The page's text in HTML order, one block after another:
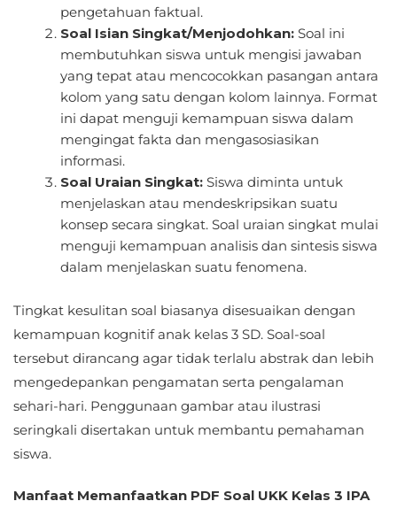
pengetahuan faktual.
Soal Isian Singkat/Menjodohkan: Soal ini
membutuhkan siswa untuk mengisi jawaban
yang tepat atau mencocokkan pasangan antara
kolom yang satu dengan kolom lainnya. Format
ini dapat menguji kemampuan siswa dalam
mengingat fakta dan mengasosiasikan
informasi.
Soal Uraian Singkat: Siswa diminta untuk
menjelaskan atau mendeskripsikan suatu
konsep secara singkat. Soal uraian singkat mulai
menguji kemampuan analisis dan sintesis siswa
dalam menjelaskan suatu fenomena.
Tingkat kesulitan soal biasanya disesuaikan dengan
kemampuan kognitif anak kelas 3 SD. Soal-soal
tersebut dirancang agar tidak terlalu abstrak dan lebih
mengedepankan pengamatan serta pengalaman
sehari-hari. Penggunaan gambar atau ilustrasi
seringkali disertakan untuk membantu pemahaman
siswa.
Manfaat Memanfaatkan PDF Soal UKK Kelas 3 IPA